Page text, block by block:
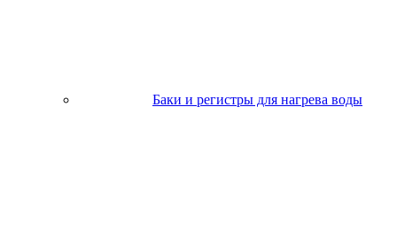
Баки и регистры для нагрева воды